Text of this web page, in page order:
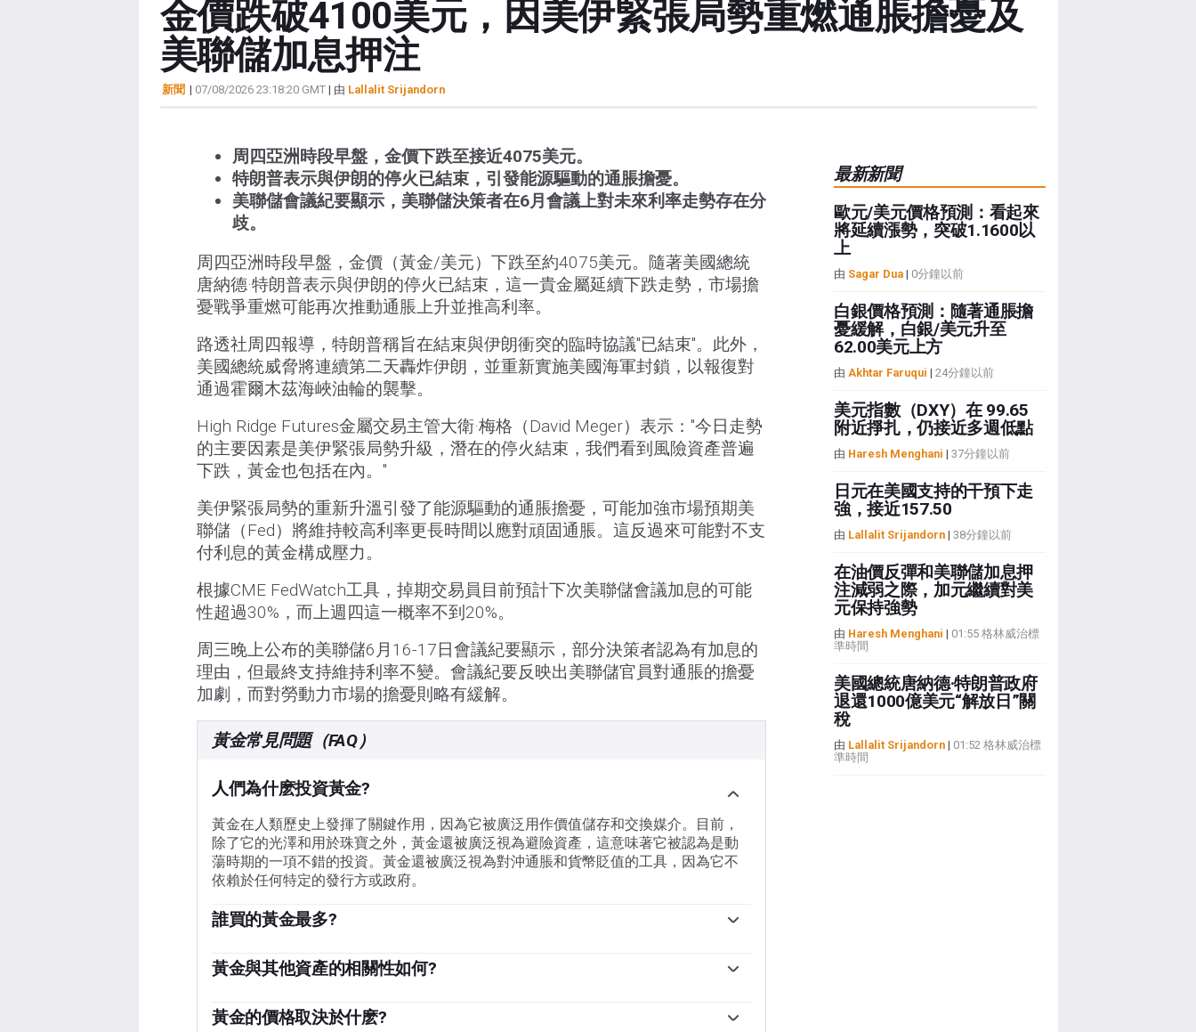
金價跌破4100美元，因美伊緊張局勢重燃通脹擔憂及
美聯儲加息押注
新聞 | 07/08/2026 23:18:20 GMT| 由 Lallalit Srijandorn
周四亞洲時段早盤，金價下跌至接近4075美元。
特朗普表示與伊朗的停火已結束，引發能源驅動的通脹擔憂。
美聯儲會議紀要顯示，美聯儲決策者在6月會議上對未來利率走勢存在分
歧。
周四亞洲時段早盤，金價（黃金/美元）下跌至約4075美元。隨著美國總統
唐納德·特朗普表示與伊朗的停火已結束，這一貴金屬延續下跌走勢，市場擔
憂戰爭重燃可能再次推動通脹上升並推高利率。
路透社周四報導，特朗普稱旨在結束與伊朗衝突的臨時協議"已結束"。此外，
美國總統威脅將連續第二天轟炸伊朗，並重新實施美國海軍封鎖，以報復對
通過霍爾木茲海峽油輪的襲擊。
High Ridge Futures金屬交易主管大衛·梅格（David Meger）表示："今日走勢
的主要因素是美伊緊張局勢升級，潛在的停火結束，我們看到風險資產普遍
下跌，黃金也包括在內。"
美伊緊張局勢的重新升溫引發了能源驅動的通脹擔憂，可能加強市場預期美
聯儲（Fed）將維持較高利率更長時間以應對頑固通脹。這反過來可能對不支
付利息的黃金構成壓力。
根據CME FedWatch工具，掉期交易員目前預計下次美聯儲會議加息的可能
性超過30%，而上週四這一概率不到20%。
周三晚上公布的美聯儲6月16-17日會議紀要顯示，部分決策者認為有加息的
理由，但最終支持維持利率不變。會議紀要反映出美聯儲官員對通脹的擔憂
加劇，而對勞動力市場的擔憂則略有緩解。
黃金常見問題（FAQ）
人們為什麽投資黃金?
黃金在人類歷史上發揮了關鍵作用，因為它被廣泛用作價值儲存和交換媒介。目前，
除了它的光澤和用於珠寶之外，黃金還被廣泛視為避險資產，這意味著它被認為是動
蕩時期的一項不錯的投資。黃金還被廣泛視為對沖通脹和貨幣貶值的工具，因為它不
依賴於任何特定的發行方或政府。
誰買的黃金最多?
備多樣化，並購買黃金，以提高人們對經濟和貨幣實力的看法。高黃金儲備可以成為
度和土耳其等新興經濟體的央行正在迅速增加黃金儲備。
黃金與其他資產的相關性如何?
時，黃金往往會上漲，使投資者和央行能夠在動蕩時期實現資產多元化。黃金與風險
黃金的價格取決於什麽?
最新新聞
歐元/美元價格預測：看起來
將延續漲勢，突破1.1600以
上
由 Sagar Dua| 0分鐘以前
白銀價格預測：隨著通脹擔
憂緩解，白銀/美元升至
62.00美元上方
由 Akhtar Faruqui | 24分鐘以前
美元指數（DXY）在 99.65
附近掙扎，仍接近多週低點
由 Haresh Menghani | 37分鐘以前
日元在美國支持的干預下走
強，接近157.50
由 Lallalit Srijandorn| 38分鐘以前
在油價反彈和美聯儲加息押
注減弱之際，加元繼續對美
元保持強勢
由 Haresh Menghani | 01:55 格林威治標
準時間
美國總統唐納德·特朗普政府
退還1000億美元“解放日”關
稅
由 Lallalit Srijandorn| 01:52 格林威治標
準時間